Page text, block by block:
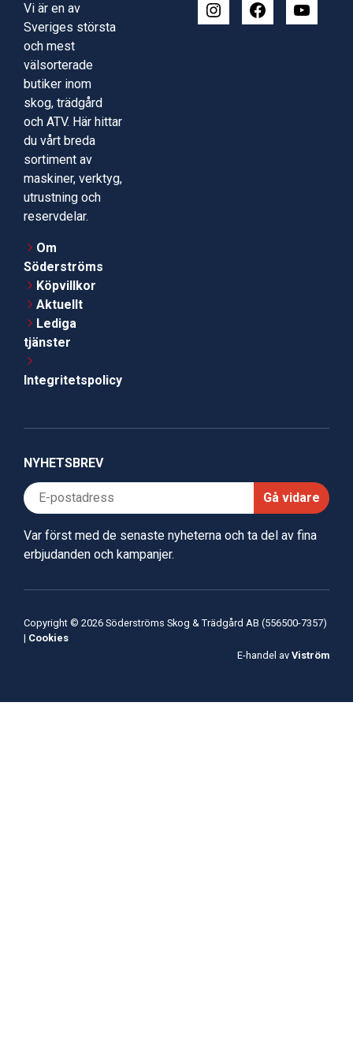
Vi är en av
Sveriges största
och mest
välsorterade
butiker inom
skog, trädgård
och ATV. Här hittar
du vårt breda
sortiment av
maskiner, verktyg,
utrustning och
reservdelar.
Om
Söderströms
Köpvillkor
Aktuellt
Lediga
tjänster
Integritetspolicy
NYHETSBREV
Gå vidare
Var först med de senaste nyheterna och ta del av fina
erbjudanden och kampanjer.
Copyright © 2026 Söderströms Skog & Trädgård AB (556500-7357)
| Cookies
E-handel av Viström